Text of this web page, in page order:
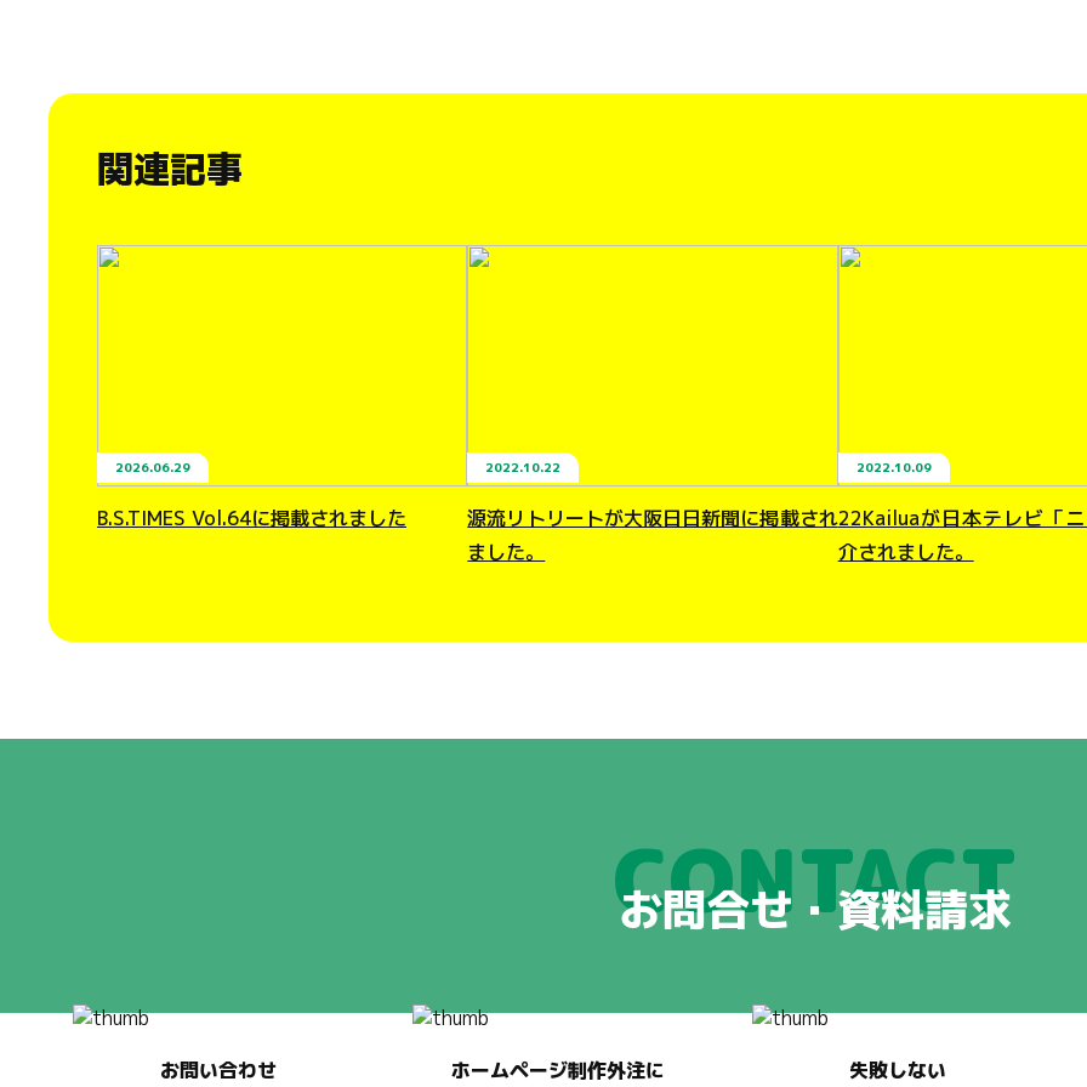
関連記事
2026.06.29
B.S.TIMES Vol.64に掲載されました
2022.10.22
源流リトリートが大阪日日新聞に掲載され
ました。
2022.10.09
22Kailuaが日本テレビ「
介されました。
CONTACT
お問合せ・資料請求
お問い合わせ
ホームページ制作外注に
失敗しない